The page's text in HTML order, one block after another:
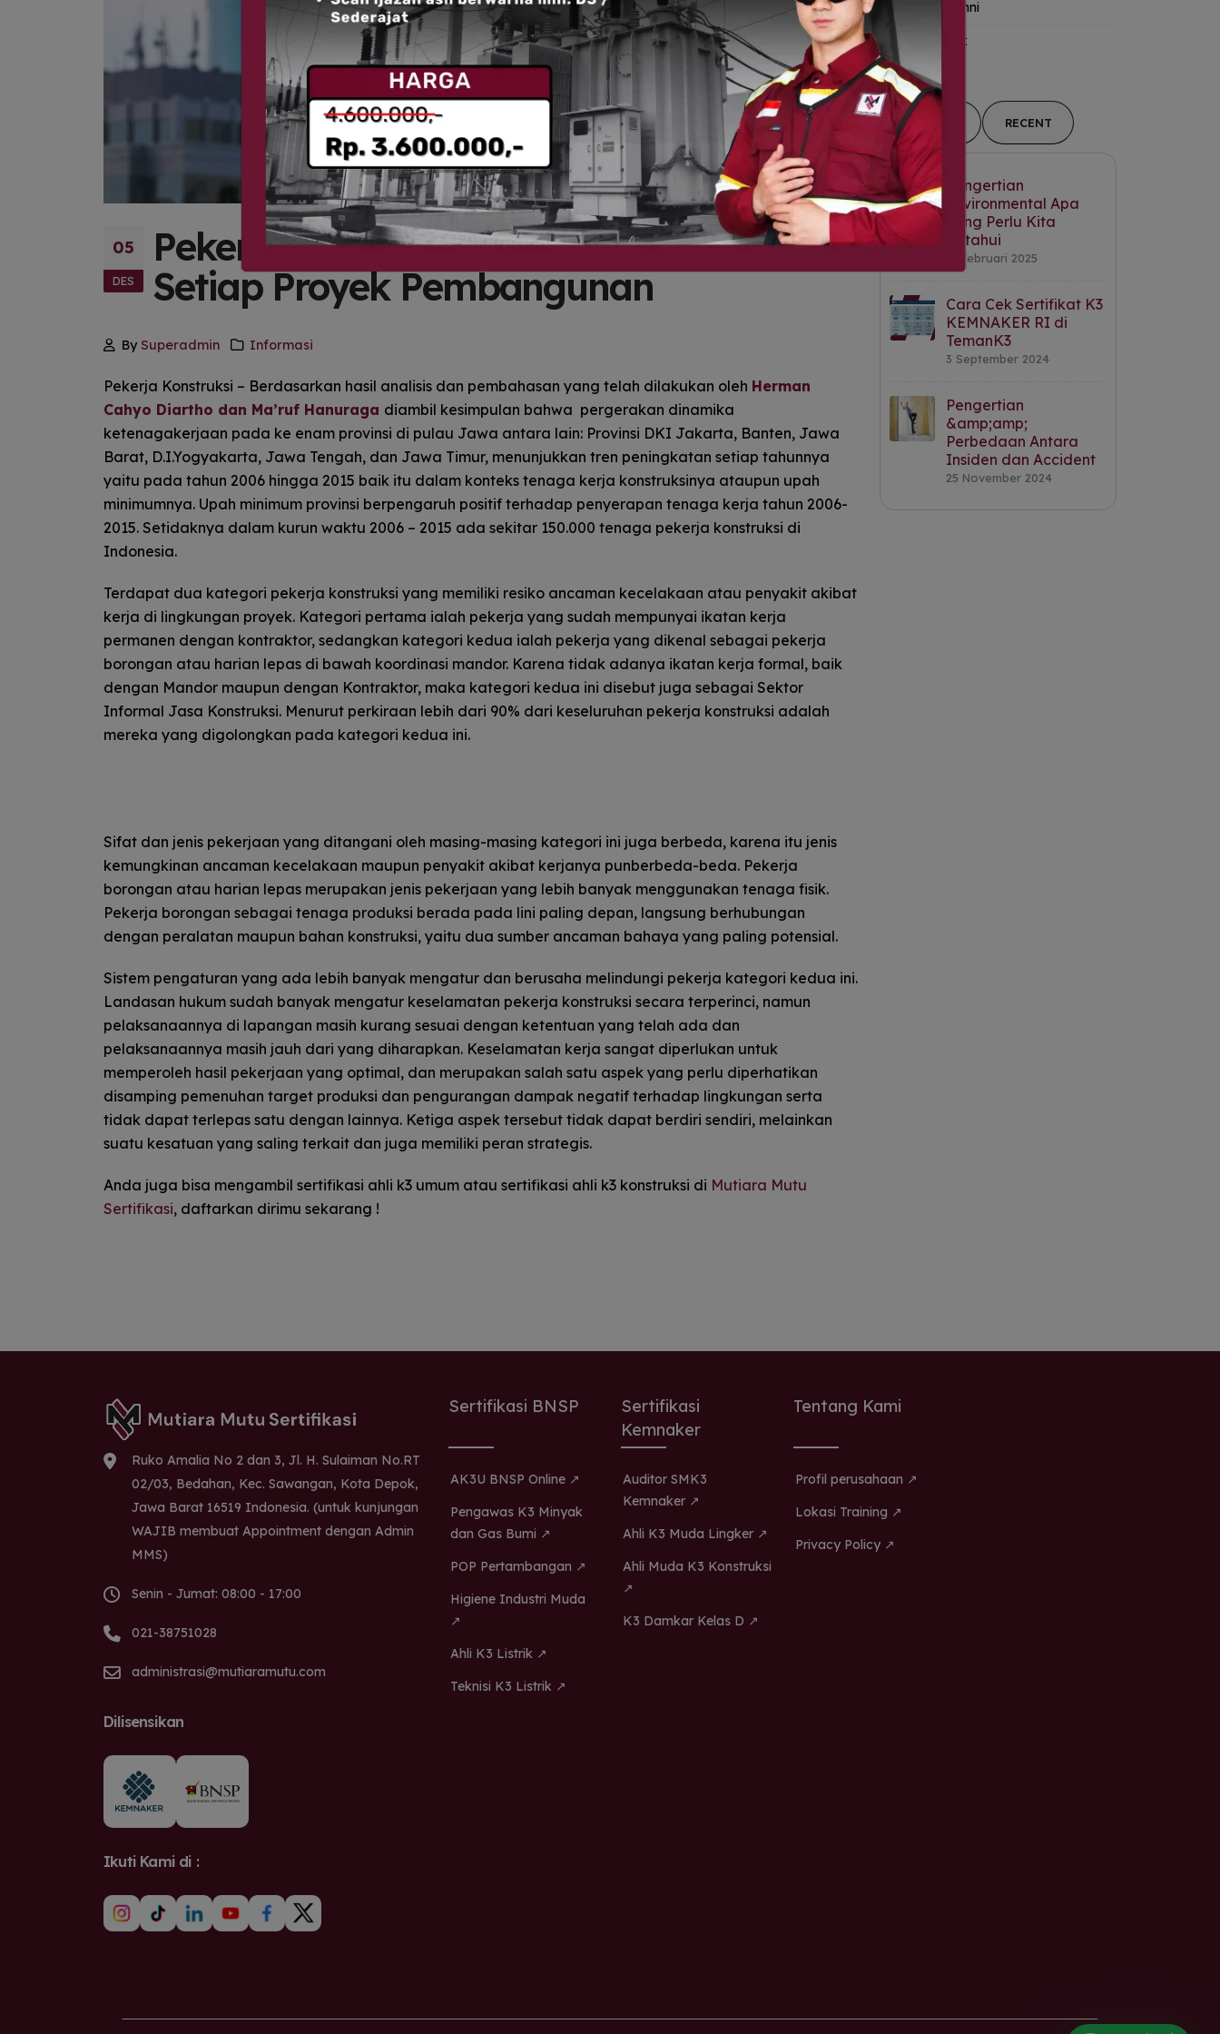
05
DES
Pekerja Konstruksi : Pondasi Dasar Pada
Setiap Proyek Pembangunan
By Superadmin Informasi
Pekerja Konstruksi – Berdasarkan hasil analisis dan pembahasan yang telah dilakukan oleh Herman
Cahyo Diartho dan Ma’ruf Hanuraga diambil kesimpulan bahwa pergerakan dinamika
ketenagakerjaan pada ke enam provinsi di pulau Jawa antara lain: Provinsi DKI Jakarta, Banten, Jawa
Barat, D.I.Yogyakarta, Jawa Tengah, dan Jawa Timur, menunjukkan tren peningkatan setiap tahunnya
yaitu pada tahun 2006 hingga 2015 baik itu dalam konteks tenaga kerja konstruksinya ataupun upah
minimumnya. Upah minimum provinsi berpengaruh positif terhadap penyerapan tenaga kerja tahun 2006-
2015. Setidaknya dalam kurun waktu 2006 – 2015 ada sekitar 150.000 tenaga pekerja konstruksi di
Indonesia.
Terdapat dua kategori pekerja konstruksi yang memiliki resiko ancaman kecelakaan atau penyakit akibat
kerja di lingkungan proyek. Kategori pertama ialah pekerja yang sudah mempunyai ikatan kerja
permanen dengan kontraktor, sedangkan kategori kedua ialah pekerja yang dikenal sebagai pekerja
borongan atau harian lepas di bawah koordinasi mandor. Karena tidak adanya ikatan kerja formal, baik
dengan Mandor maupun dengan Kontraktor, maka kategori kedua ini disebut juga sebagai Sektor
Informal Jasa Konstruksi. Menurut perkiraan lebih dari 90% dari keseluruhan pekerja konstruksi adalah
mereka yang digolongkan pada kategori kedua ini.
Sifat dan jenis pekerjaan yang ditangani oleh masing-masing kategori ini juga berbeda, karena itu jenis
kemungkinan ancaman kecelakaan maupun penyakit akibat kerjanya punberbeda-beda. Pekerja
borongan atau harian lepas merupakan jenis pekerjaan yang lebih banyak menggunakan tenaga fisik.
Pekerja borongan sebagai tenaga produksi berada pada lini paling depan, langsung berhubungan
dengan peralatan maupun bahan konstruksi, yaitu dua sumber ancaman bahaya yang paling potensial.
Sistem pengaturan yang ada lebih banyak mengatur dan berusaha melindungi pekerja kategori kedua ini.
Landasan hukum sudah banyak mengatur keselamatan pekerja konstruksi secara terperinci, namun
pelaksanaannya di lapangan masih kurang sesuai dengan ketentuan yang telah ada dan
pelaksanaannya masih jauh dari yang diharapkan. Keselamatan kerja sangat diperlukan untuk
memperoleh hasil pekerjaan yang optimal, dan merupakan salah satu aspek yang perlu diperhatikan
disamping pemenuhan target produksi dan pengurangan dampak negatif terhadap lingkungan serta
tidak dapat terlepas satu dengan lainnya. Ketiga aspek tersebut tidak dapat berdiri sendiri, melainkan
suatu kesatuan yang saling terkait dan juga memiliki peran strategis.
Anda juga bisa mengambil sertifikasi ahli k3 umum atau sertifikasi ahli k3 konstruksi di Mutiara Mutu
Sertifikasi, daftarkan dirimu sekarang !
Kanal Alumni
Tips-&-Trik
POPULAR RECENT
Pengertian
Environmental Apa
yang Perlu Kita
Ketahui
11 Februari 2025
Cara Cek Sertifikat K3
KEMNAKER RI di
TemanK3
3 September 2024
Pengertian
&amp;amp;
Perbedaan Antara
Insiden dan Accident
25 November 2024
Ruko Amalia No 2 dan 3, Jl. H. Sulaiman No.RT
02/03, Bedahan, Kec. Sawangan, Kota Depok,
Jawa Barat 16519 Indonesia. (untuk kunjungan
WAJIB membuat Appointment dengan Admin
MMS)
Senin - Jumat: 08:00 - 17:00
021-38751028
administrasi@mutiaramutu.com
Dilisensikan
Ikuti Kami di :
Sertifikasi BNSP
AK3U BNSP Online ↗
Pengawas K3 Minyak
dan Gas Bumi ↗
POP Pertambangan ↗
Higiene Industri Muda
↗
Ahli K3 Listrik ↗
Teknisi K3 Listrik ↗
Sertifikasi
Kemnaker
Auditor SMK3
Kemnaker ↗
Ahli K3 Muda Lingker ↗
Ahli Muda K3 Konstruksi
↗
K3 Damkar Kelas D ↗
Tentang Kami
Profil perusahaan ↗
Lokasi Training ↗
Privacy Policy ↗